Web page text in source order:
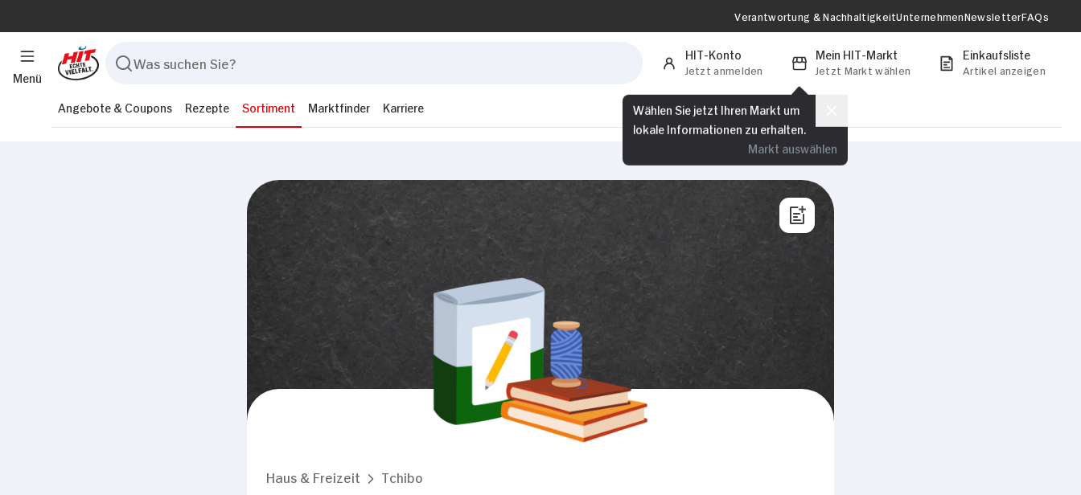
Menü
Verantwortung & NachhaltigkeitUnternehmenNewsletterFAQs
HIT-Konto
Jetzt anmelden
Mein HIT-Markt
Jetzt Markt wählen
Wählen Sie jetzt Ihren Markt um
lokale Informationen zu erhalten.
Markt auswählen
Einkaufsliste
Artikel anzeigen
Angebote & Coupons Rezepte Sortiment Marktfinder Karriere
Haus & Freizeit Tchibo